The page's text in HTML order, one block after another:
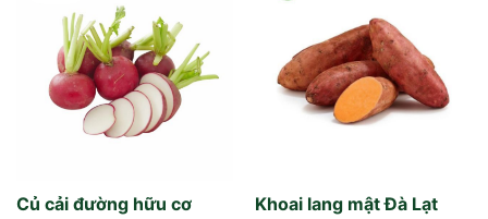
Củ cải đường hữu cơ Khoai lang mật Đà Lạt